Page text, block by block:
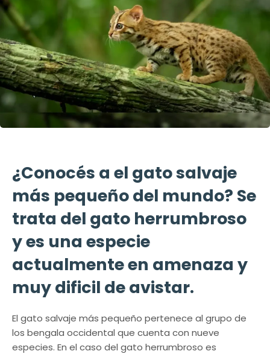
¿Conocés a el gato salvaje
más pequeño del mundo? Se
trata del gato herrumbroso
y es una especie
actualmente en amenaza y
muy dificil de avistar.
El gato salvaje más pequeño pertenece al grupo de
los bengala occidental que cuenta con nueve
especies. En el caso del gato herrumbroso es